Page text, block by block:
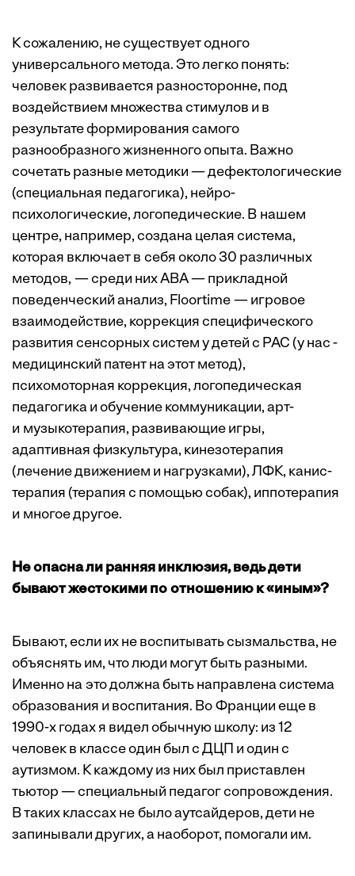
К сожалению, не существует одного
универсального метода. Это легко понять:
человек развивается разносторонне, под
воздействием множества стимулов и в
результате формирования самого
разнообразного жизненного опыта. Важно
сочетать разные методики — дефектологические
(специальная педагогика), нейро­
психологические, логопедические. В нашем
центре, например, создана целая система,
которая включает в себя около 30 различных
методов, — среди них АВА — прикладной
поведенческий анализ, Floortime — игровое
взаимодействие, коррекция специфического
развития сенсорных систем у детей с РАС (у нас ­
медицинский патент на этот метод),
психомоторная коррекция, логопедическая
педагогика и обучение коммуникации, арт-
и музыкотерапия, развивающие игры,
адаптивная физкультура, кинезотерапия
(лечение движением и нагрузками), ЛФК, канис-
терапия (терапия с помощью собак), иппотерапия
и многое другое.
Не опасна ли ранняя инклюзия, ведь дети
бывают жестокими по отношению к «иным»?
Бывают, если их не воспитывать сызмальства, не
объяснять им, что люди могут быть разными.
Именно на это должна быть направлена система
образования и воспитания. Во Франции еще в
1990-х годах я видел обычную школу: из 12
человек в классе один был с ДЦП и один с
аутизмом. К каждому из них был приставлен
тьютор — специальный педагог ­сопровождения.
В таких классах не было аутсайдеров, дети не
запинывали других, а наоборот, помогали им.